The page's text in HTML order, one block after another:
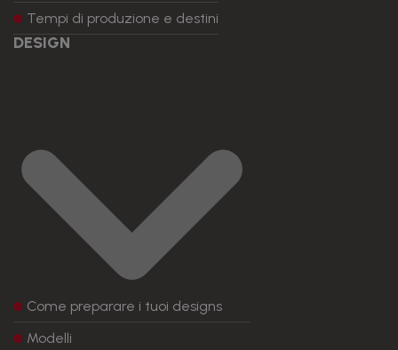
Tempi di produzione e destini
DESIGN
Come preparare i tuoi designs
Modelli